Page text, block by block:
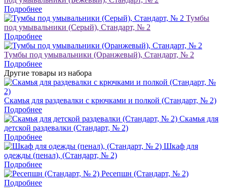
Подробнее
Тумбы
под умывальники (Серый), Стандарт, № 2
Подробнее
Тумбы под умывальники (Оранжевый), Стандарт, № 2
Подробнее
Другие товары из набора
Скамья для раздевалки с крючками и полкой (Стандарт, № 2)
Подробнее
Скамья для
детской раздевалки (Стандарт, № 2)
Подробнее
Шкаф для
одежды (пенал), (Стандарт, № 2)
Подробнее
Ресепшн (Стандарт, № 2)
Подробнее